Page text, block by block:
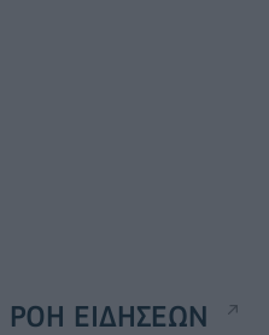
ΡΟΗ ΕΙΔΗΣΕΩΝ